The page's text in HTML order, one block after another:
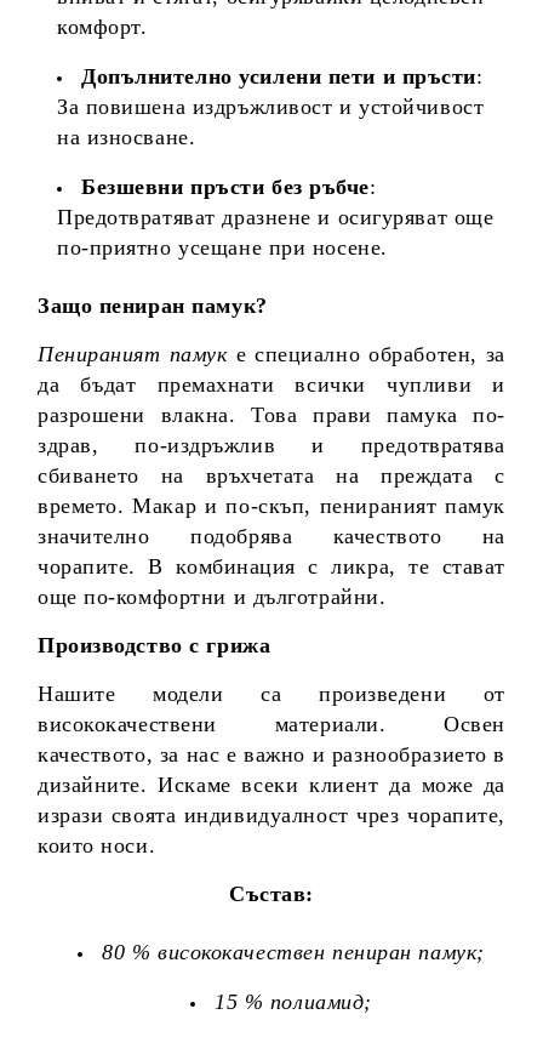
комфорт.
Допълнително усилени пети и пръсти:
За повишена издръжливост и устойчивост
на износване.
Безшевни пръсти без ръбче:
Предотвратяват дразнене и осигуряват още
по-приятно усещане при носене.
Защо пениран памук?
Пенираният памуке специално обработен, за
да бъдат премахнати всички чупливи и
разрошени влакна. Това прави памука по-
здрав, по-издръжлив и предотвратява
сбиването на връхчетата на преждата с
времето. Макар и по-скъп, пенираният памук
значително подобрява качеството на
чорапите. В комбинация с ликра, те стават
още по-комфортни и дълготрайни.
Производство с грижа
Нашите модели са произведени от
висококачествени материали. Освен
качеството, за нас е важно и разнообразието в
дизайните. Искаме всеки клиент да може да
изрази своята индивидуалност чрез чорапите,
които носи.
Състав:
80 % висококачествен пениран памук;
15 % полиамид;